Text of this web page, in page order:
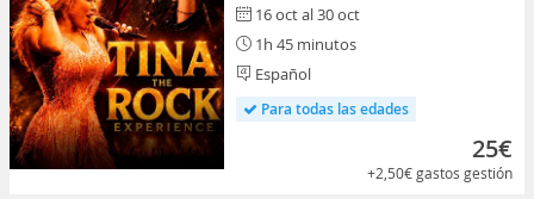
16 oct al 30 oct
1h 45 minutos
Español
Para todas las edades
25€
+2,50€gastos gestión